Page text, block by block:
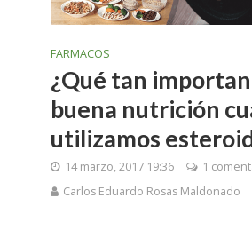
FARMACOS
¿Qué tan
buena nutrición
utilizamos
14 marzo, 2017 19:36
1
Carlos Eduardo Rosas Maldonado